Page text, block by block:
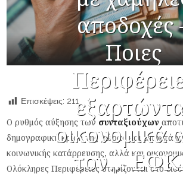
αποδοχές
Ποιες
οικονομικά
τον…
Επισκέψεις: 211
Ο ρυθμός αύξησης των συνταξιούχων
δημογραφική κρίση της χώρας και αποκτά
κοινωνικής κατάρρευσης, αλλά και
Ολόκληρες Περιφέρειες στηρίζονται στο